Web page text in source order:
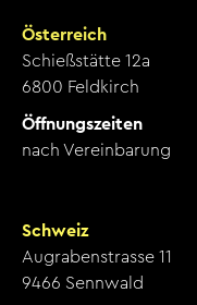
Österreich
Schießstätte 12a
6800 Feldkirch
Öffnungszeiten
nach Vereinbarung
Schweiz
Augrabenstrasse 11
9466 Sennwald